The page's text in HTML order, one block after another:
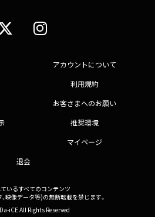
アカウントについて
利用規約
お客さまへのお願い
推奨環境
マイページ
退会
いるすべてのコンテンツ
、映像データ等)の無断転載を禁じます。
iCE All Rights Reserved